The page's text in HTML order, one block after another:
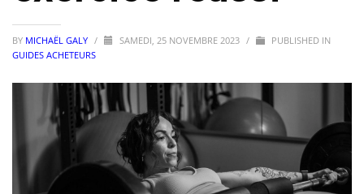
BY MICHAËL GALY / SAMEDI, 25 NOVEMBRE 2023 /
PUBLISHED IN
GUIDES ACHETEURS